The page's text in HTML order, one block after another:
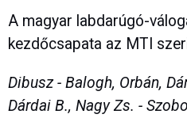
A magyar labdarúgó-
kezdőcsapata az MTI
Dibusz - Balogh, Orbán,
Dárdai B., Nagy Zs. -